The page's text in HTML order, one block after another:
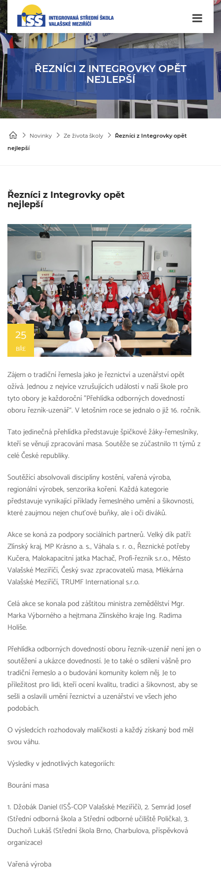
ŘEZNÍCI Z INTEGROVKY OPĚT
NEJLEPŠÍ
Novinky Ze života školy
Řezníci z Integrovky opět
nejlepší
Řezníci z Integrovky opět
nejlepší
25
BŘE
Zájem o tradiční řemesla jako je řeznictví a uzenářství opět
ožívá. Jednou z nejvíce vzrušujících událostí v naší škole pro
tyto obory je každoroční "Přehlídka odborných dovedností
oboru řezník-uzenář“. V letošním roce se jednalo o již 16. ročník.
Tato jedinečná přehlídka představuje špičkové žáky-řemeslníky,
kteří se věnují zpracování masa. Soutěže se zúčastnilo 11 týmů z
celé České republiky.
Soutěžící absolvovali disciplíny kostění, vařená výroba,
regionální výrobek, senzorika koření. Každá kategorie
představuje vynikající příklady řemeslného umění a šikovnosti,
které zaujmou nejen chuťové buňky, ale i oči diváků.
Akce se koná za podpory sociálních partnerů. Velký dík patří:
Zlínský kraj, MP Krásno a. s., Váhala s. r. o., Řeznické potřeby
Kučera, Malokapacitní jatka Machač, Profi-řezník s.r.o., Město
Valašské Meziříčí, Český svaz zpracovatelů masa, Mlékárna
Valašské Meziříčí, TRUMF International s.r.o.
Celá akce se konala pod záštitou ministra zemědělství Mgr.
Marka Výborného a hejtmana Zlínského kraje Ing. Radima
Holiše.
Přehlídka odborných dovedností oboru řezník-uzenář není jen o
soutěžení a ukázce dovedností. Je to také o sdílení vášně pro
tradiční řemeslo a o budování komunity kolem něj. Je to
příležitost pro lidi, kteří ocení kvalitu, tradici a šikovnost, aby se
sešli a oslavili umění řeznictví a uzenářství ve všech jeho
podobách.
O výsledcích rozhodovaly maličkosti a každý získaný bod měl
svou váhu.
Výsledky v jednotlivých kategoriích:
Bourání masa
1. Džobák Daniel (ISŠ-COP Valašské Meziříčí), 2. Semrád Josef
(Střední odborná škola a Střední odborné učiliště Polička), 3.
Duchoň Lukáš (Střední škola Brno, Charbulova, příspěvková
organizace)
Vařená výroba